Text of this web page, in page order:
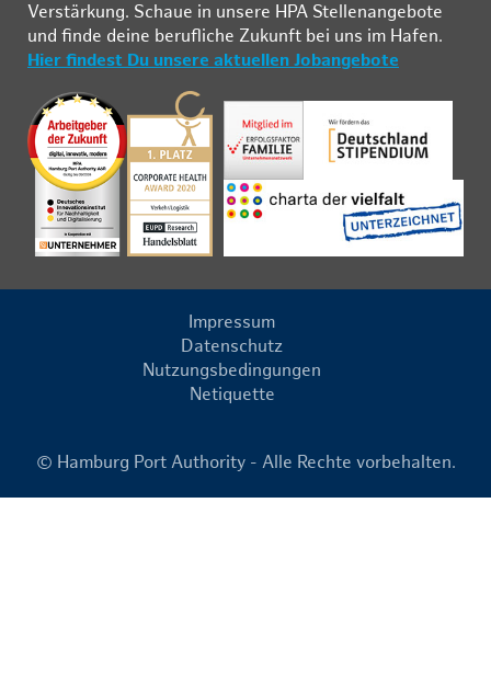
Ver­stär­kung. Schau­e in un­se­re HPA Stel­len­an­ge­bo­te
und fin­de deine be­ruf­li­che Zu­kunft bei uns im Ha­fen.
Hier findest Du unsere aktuellen Jobangebote
Impressum
Datenschutz
Nutzungsbedingungen
Netiquette
© Hamburg Port Authority - Alle Rechte vorbehalten.